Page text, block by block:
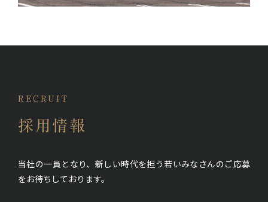
RECRUIT
採用情報
当社の一員となり、新しい時代を担う若いみなさんのご応募
をお待ちしております。